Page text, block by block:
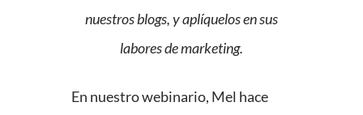
nuestros blogs, y aplíquelos en sus
labores de marketing.
En nuestro webinario, Mel hace